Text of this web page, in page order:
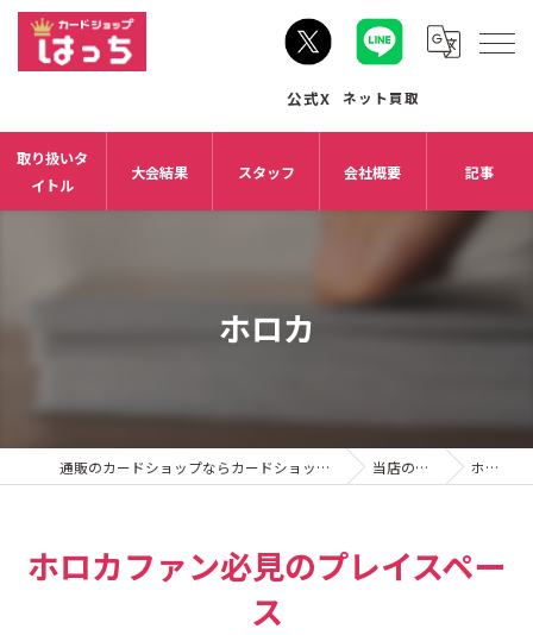
取り扱いタ
イトル
大会結果 スタッフ 会社概要 記事
ホロカ
通販のカードショップならカードショップはっち 当店の特徴 ホロカ
ホロカファン必見のプレイスペー
ス